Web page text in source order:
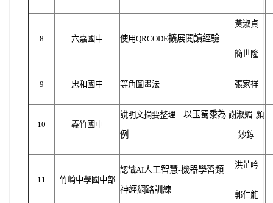
8 六嘉國中 使用QRCODE擴展閱讀經驗
黃淑貞
簡世隆
9 忠和國中 等角圖畫法 張家祥
10 義竹國中
說明文摘要整理—以玉蜀黍為
例
謝淑媚 顏
妙錞
11 竹崎中學國中部
認識AI人工智慧-機器學習類
神經網路訓練
洪芷吟
郭仁能